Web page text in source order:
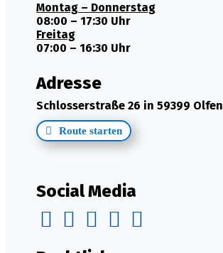
Montag – Donnerstag
08:00 – 17:30 Uhr
Freitag
07:00 – 16:30 Uhr
Adresse
Schlosserstraße 26 in 59399 Olfen
Route starten
Social Media
    